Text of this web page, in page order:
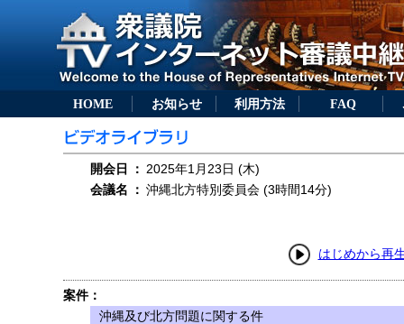
HOME お知らせ 利用方法 FAQ
開会日 ： 2025年1月23日 (木)
会議名
： 沖縄北方特別委員会 (3時間14分)
はじめから再
案件：
沖縄及び北方問題に関する件